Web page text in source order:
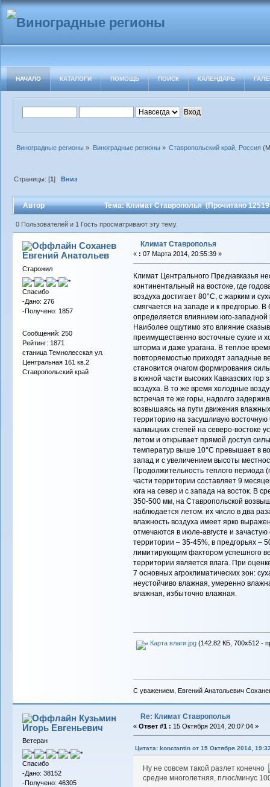
НАЧАЛО КАТАЛОГИ ПОМОЩЬ ПОИСК КАЛЕНДАРЬ
Виноградные регионы » Виноградные регионы » Ставропольский край, Россия
Страницы: [1] Вниз
Автор Тема: Климат Ставрополья (Прочитано 12519
0 Пользователей и 1 Гость просматривают эту тему.
Соханев
Евгений Анатольев
Старожил
Спасибо
-Дано: 276
-Получено: 1857
Сообщений: 250
Рейтинг: 1871
станица Темнолесская ул.
Центральная 161 кв.2
Ставропольский край
Климат Ставрополья
« : 07 Марта 2014, 20:55:39 »
Климат Центрального Предкавказья
континентальный на востоке, где
воздуха достигает 80°С, с жарким и
смягчается на западе и к предгорью.
определяется влиянием юго-западной
Наиболее ощутимо это влияние
преимущественно восточные сухие и
шторма и даже урагана. В теплое
повторяемостью приходят западные
становится очагом формирования
в южной части высоких Кавказских гор
воздуха. В то же время холодные
встречая те же горы, надолго
возвышаясь на пути движения
территорию на засушливую
калмыцких степей на северо-востоке
летом и открывает прямой доступ
температур выше 10°С превышает в
запад и с увеличением высоты
Продолжительность теплого
части территории составляет 9
юга на север и с запада на восток. В
350-500 мм, на Ставропольской
наблюдается летом: их число в два
влажность воздуха имеет ярко
отмечаются в июле-августе и
территории – 35-45%, в предгорьях –
лимитирующим фактором успешного
территории является влага. При
7 основных агроклиматических зон:
неустойчиво влажная, умеренно
влажная, избыточно влажная.
Карта влаги.jpg(142.82 КБ, 700x512 -
С уважением, Евгений Анатольевич
Кузьмин
Игорь Евгеньевич
Ветеран
Спасибо
-Дано: 38152
-Получено: 46305
Re: Климат Ставрополья
« Ответ #1 : 15 Октября 2014, 20:07:04 »
Цитата: konctantin от 15 Октября 2014,
Ну не совсем такой разлет конечно
средне многолетняя, плюс/минус